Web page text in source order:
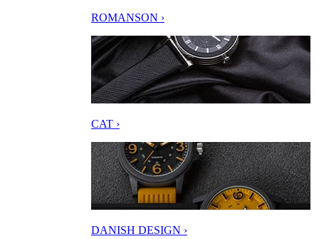
ROMANSON ›
CAT ›
DANISH DESIGN ›